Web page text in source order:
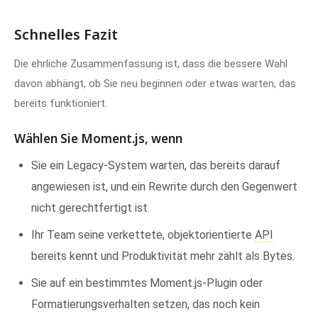
Schnelles Fazit
Die ehrliche Zusammenfassung ist, dass die bessere Wahl
davon abhängt, ob Sie neu beginnen oder etwas warten, das
bereits funktioniert.
Wählen Sie Moment.js, wenn
Sie ein Legacy-System warten, das bereits darauf
angewiesen ist, und ein Rewrite durch den Gegenwert
nicht gerechtfertigt ist.
Ihr Team seine verkettete, objektorientierte API
bereits kennt und Produktivität mehr zählt als Bytes.
Sie auf ein bestimmtes Moment.js-Plugin oder
Formatierungsverhalten setzen, das noch kein